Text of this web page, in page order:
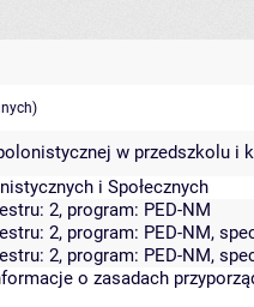
w przedszkolu i
i Społecznych
2, program: PED-NM
2, program: PED-NM,
2, program: PED-NM,
o zasadach